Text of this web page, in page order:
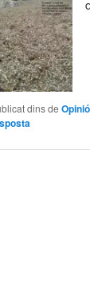
dins de Opinió